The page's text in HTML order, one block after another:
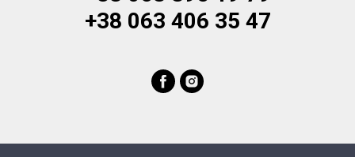
+38 063 406 35 47